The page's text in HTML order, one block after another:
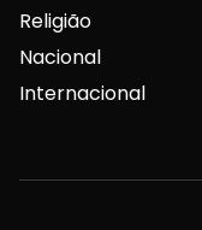
Religião
Nacional
Internacional